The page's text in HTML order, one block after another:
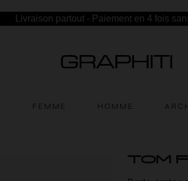
Livraison partout - Paiement en 4 fois
FEMME HOMME
TOM